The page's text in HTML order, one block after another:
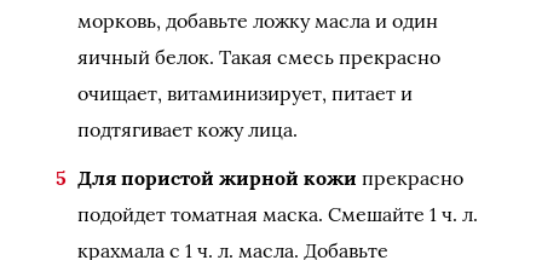
морковь, добавьте ложку масла и один
яичный белок. Такая смесь прекрасно
очищает, витаминизирует, питает и
подтягивает кожу лица.
Для пористой жирной кожи прекрасно
подойдет томатная маска. Смешайте 1 ч. л.
крахмала с 1 ч. л. масла. Добавьте